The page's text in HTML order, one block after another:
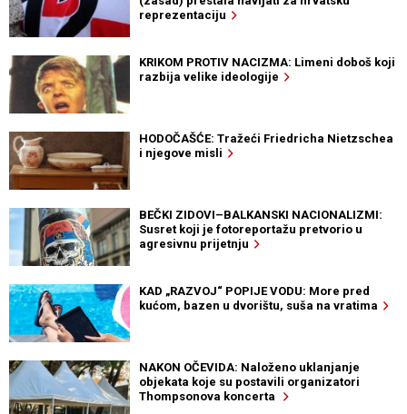
reprezentaciju
KRIKOM PROTIV NACIZMA: Limeni doboš koji
razbija velike ideologije
HODOČAŠĆE: Tražeći Friedricha Nietzschea
i njegove misli
BEČKI ZIDOVI–BALKANSKI NACIONALIZMI:
Susret koji je fotoreportažu pretvorio u
agresivnu prijetnju
KAD „RAZVOJ“ POPIJE VODU: More pred
kućom, bazen u dvorištu, suša na vratima
NAKON OČEVIDA: Naloženo uklanjanje
objekata koje su postavili organizatori
Thompsonova koncerta